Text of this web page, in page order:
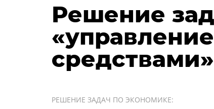
Решение
РЕШЕНИЕ ЗАДАЧ ПО ЭКОНОМИКЕ: